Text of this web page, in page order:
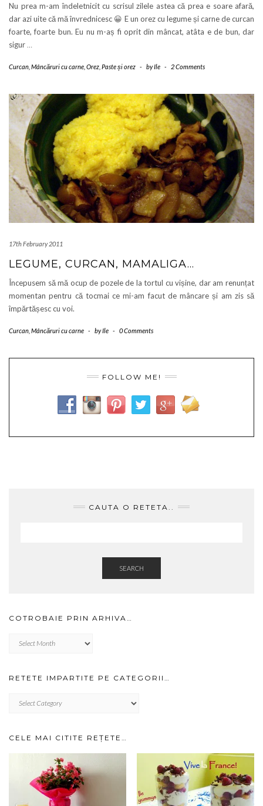
Nu prea m-am îndeletnicit cu scrisul zilele astea că prea e soare afară,
dar azi uite că mă învrednicesc 😀 E un orez cu legume și carne de curcan
foarte, foarte bun. Eu nu m-aș fi oprit din mâncat, atâta e de bun, dar
sigur …
Curcan Mâncăruri cu carne Orez Paste și orez - byIle - 2 Comments
17th February 2011
LEGUME, CURCAN, MAMALIGA…
Începusem să mă ocup de pozele de la tortul cu vișine, dar am renunțat
momentan pentru că tocmai ce mi-am facut de mâncare și am zis să
împărtășesc cu voi.
Curcan Mâncăruri cu carne - byIle - 0 Comments
FOLLOW ME!
CAUTA O RETETA..
SEARCH
COTROBAIE PRIN ARHIVA…
prin
RETETE IMPARTITE PE CATEGORII…
IMPARTITE
CELE MAI CITITE REȚETE…